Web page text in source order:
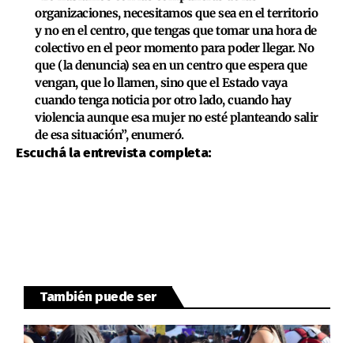
organizaciones, necesitamos que sea en el territorio
y no en el centro, que tengas que tomar una hora de
colectivo en el peor momento para poder llegar. No
que (la denuncia) sea en un centro que espera que
vengan, que lo llamen, sino que el Estado vaya
cuando tenga noticia por otro lado, cuando hay
violencia aunque esa mujer no esté planteando salir
de esa situación”, enumeró.
Escuchá la entrevista completa:
También puede ser